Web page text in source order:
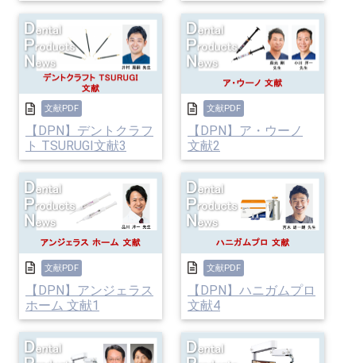
文献PDF
【DPN】デントクラフ
ト TSURUGI文献3
文献PDF
【DPN】ア・ウーノ
文献2
文献PDF
【DPN】アンジェラス
ホーム 文献1
文献PDF
【DPN】ハニガムプロ
文献4